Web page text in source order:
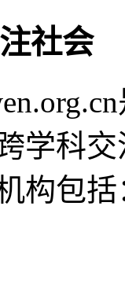
社会
学科
构包